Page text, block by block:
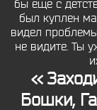
бы еще с
был куплен
видел
не видите. Ты
<<
Бошки,